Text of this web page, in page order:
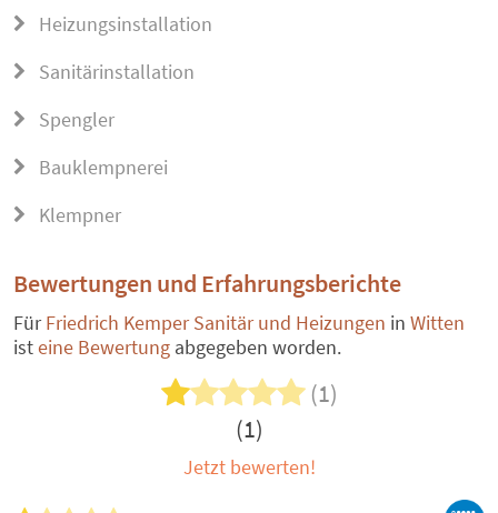
Heizungsinstallation
Sanitärinstallation
Spengler
Bauklempnerei
Klempner
Bewertungen und Erfahrungsberichte
FürFriedrich Kemper Sanitär und Heizungen in Witten
isteine Bewertung abgegeben worden.
(1)
(1)
Jetzt bewerten!